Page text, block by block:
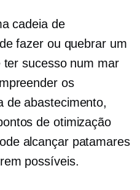
cadeia de
fazer ou quebrar um
ter sucesso num mar
os
de abastecimento,
de otimização
alcançar patamares
possíveis.